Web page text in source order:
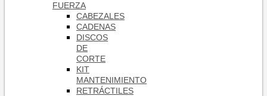
FUERZA
CABEZALES
CADENAS
DISCOS
DE
CORTE
KIT
MANTENIMIENTO
RETRÁCTILES